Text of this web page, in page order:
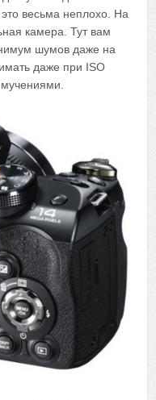
весьма неплохо. На
камера. Тут вам
шумов даже на
даже при ISO